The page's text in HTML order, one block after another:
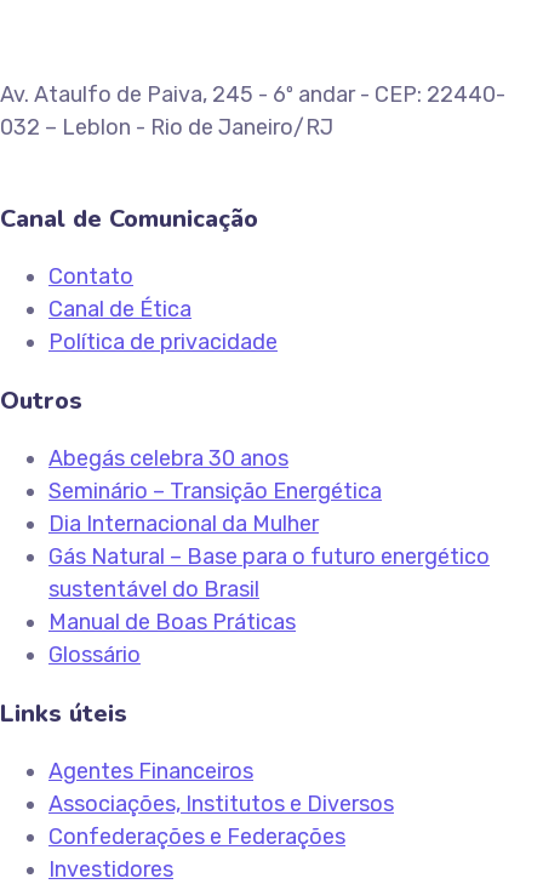
Av. Ataulfo de Paiva, 245 - 6º andar - CEP: 22440-
032 – Leblon - Rio de Janeiro/RJ
Canal de Comunicação
Contato
Canal de Ética
Política de privacidade
Outros
Abegás celebra 30 anos
Seminário – Transição Energética
Dia Internacional da Mulher
Gás Natural – Base para o futuro energético
sustentável do Brasil
Manual de Boas Práticas
Glossário
Links úteis
Agentes Financeiros
Associações, Institutos e Diversos
Confederações e Federações
Investidores